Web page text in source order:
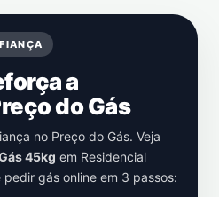
a
do Gás
no Preço do Gás. Veja
45kg em Residencial
gás online em 3 passos: